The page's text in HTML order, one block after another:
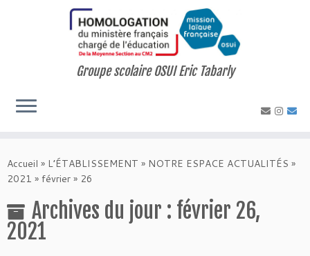
Groupe scolaire OSUI Eric Tabarly
Accueil » L’ÉTABLISSEMENT » NOTRE ESPACE ACTUALITÉS »
2021 » février » 26
Archives du jour : février 26,
2021